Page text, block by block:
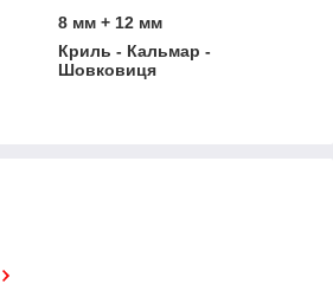
8 мм + 12 мм
Криль - Кальмар -
Шовковиця